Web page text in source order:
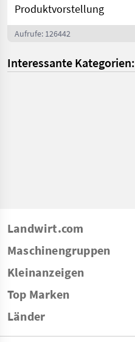
Produktvorstellung
Aufrufe: 126442
Interessante Kategorien:
Landwirt.com
Maschinengruppen
Kleinanzeigen
Top Marken
Länder